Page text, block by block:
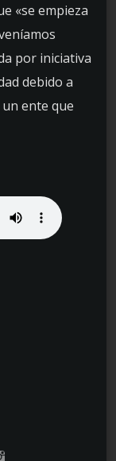
«se empieza
por iniciativa
debido a
ente que